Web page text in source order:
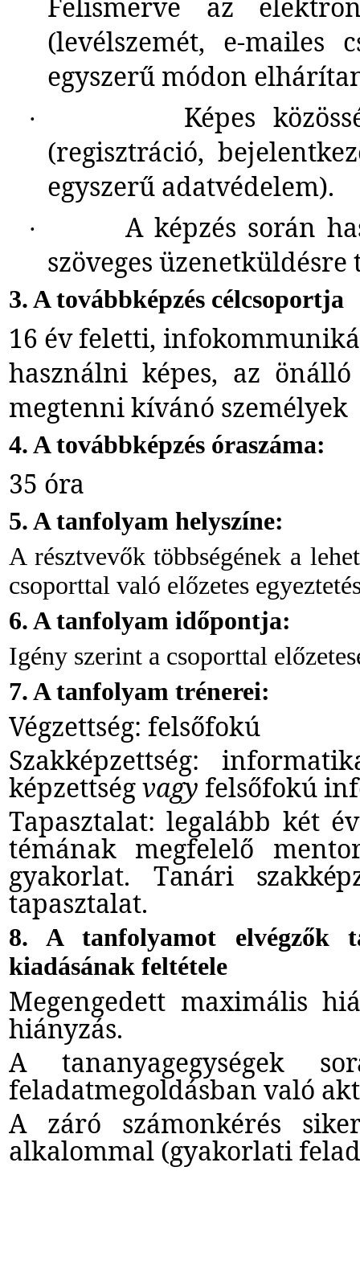
(levélszemét, e-mailes
egyszerű módon
·
Képes
(regisztráció,
egyszerű adatvédelem).
·
A képzés során
szöveges
3. A továbbképzés célcsoportja
16 év feletti,
használni képes, az
megtenni kívánó személyek
4. A továbbképzés óraszáma:
35 óra
5. A tanfolyam helyszíne:
A résztvevők többségének a
csoporttal való előzetes
6. A tanfolyam időpontja:
Igény szerint a csoporttal
7. A tanfolyam trénerei:
Végzettség: felsőfokú
Szakképzettség:
képzettségvagy felsőfokú
Tapasztalat: legalább két
témának megfelelő
gyakorlat. Tanári
tapasztalat.
8. A tanfolyamot elvégzők
kiadásának feltétele
Megengedett maximális
hiányzás.
A tananyagegységek
feladatmegoldásban való
A záró számonkérés
alkalommal (gyakorlati